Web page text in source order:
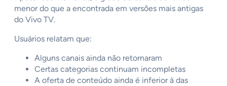
menor do que a encontrada em versões mais antigas
do Vivo TV.
Usuários relatam que:
Alguns canais ainda não retornaram
Certas categorias continuam incompletas
A oferta de conteúdo ainda é inferior à das